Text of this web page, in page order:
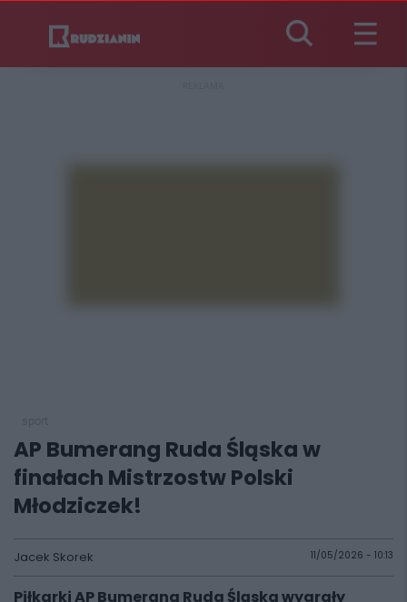
AP Bumerang Ruda Śląska w
finałach Mistrzostw Polski
Młodziczek!
Jacek Skorek 11/05/2026 - 10:13
Piłkarki AP Bumerang Ruda Śląska wygrały